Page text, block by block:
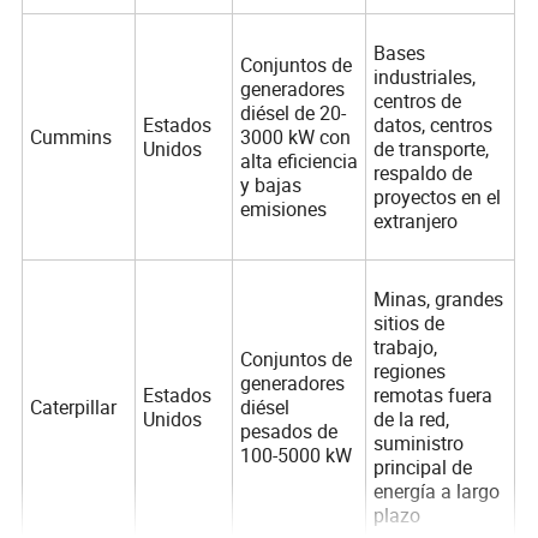
Cummins
Estados
Unidos
Conjuntos de
generadores
diésel de 20-
3000 kW con
alta eficiencia
y bajas
emisiones
Bases
industriales,
centros de
datos, centros
de transporte,
respaldo de
proyectos en el
extranjero
Caterpillar
Estados
Unidos
Conjuntos de
generadores
diésel
pesados de
100-5000 kW
Minas, grandes
sitios de
trabajo,
regiones
remotas fuera
de la red,
suministro
principal de
energía a largo
plazo